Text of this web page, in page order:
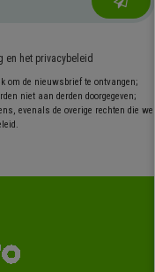
en het privacybeleid
om de nieuwsbrief te ontvangen;
niet aan derden doorgegeven;
evenals de overige rechten die we